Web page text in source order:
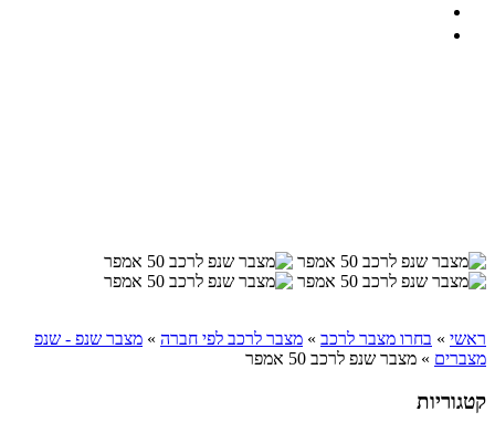
ראשי » בחרו מצבר לרכב » מצבר לרכב לפי חברה » מצבר שנפ - שנפ
מצברים » מצבר שנפ לרכב 50 אמפר
קטגוריות